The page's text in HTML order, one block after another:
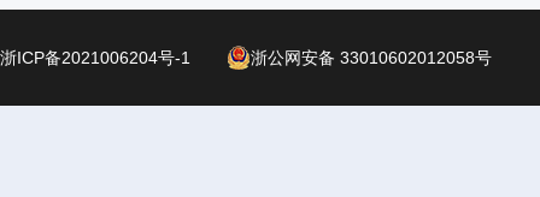
浙ICP备2021006204号-1 浙公网安备 33010602012058号